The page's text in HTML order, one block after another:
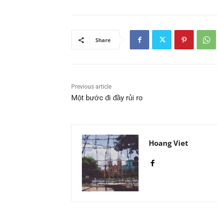
Share
Previous article
Một bước đi đầy rủi ro
Hoang Viet